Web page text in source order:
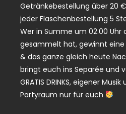
Getränkebestellung über 20 €
jeder Flaschenbestellung 5
Wer in Summe um 02.00 Uhr
gesammelt hat, gewinnt
& das ganze gleich heute
bringt euch ins Separée und
GRATIS DRINKS, eigener
Partyraum nur für euch